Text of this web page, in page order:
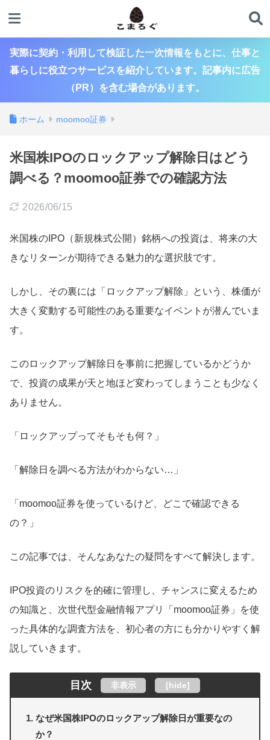
実際に契約・利用して検証した一次情報をもとに、仕事と
暮らしに役立つサービスを紹介しています。記事内に広告
（PR）を含む場合があります。
ホーム moomoo証券
米国株IPOのロックアップ解除日はどう
調べる？moomoo証券での確認方法
2026/06/15
米国株のIPO（新規株式公開）銘柄への投資は、将来の大
きなリターンが期待できる魅力的な選択肢です。
しかし、その裏には「ロックアップ解除」という、株価が
大きく変動する可能性のある重要なイベントが潜んでいま
す。
このロックアップ解除日を事前に把握しているかどうか
で、投資の成果が天と地ほど変わってしまうことも少なく
ありません。
「ロックアップってそもそも何？」
「解除日を調べる方法がわからない…」
「moomoo証券を使っているけど、どこで確認できる
の？」
この記事では、そんなあなたの疑問をすべて解決します。
IPO投資のリスクを的確に管理し、チャンスに変えるため
の知識と、次世代型金融情報アプリ「moomoo証券」を使
った具体的な調査方法を、初心者の方にも分かりやすく解
説していきます。
目次 非表示 [hide]
なぜ米国株IPOのロックアップ解除日が重要なの
か？